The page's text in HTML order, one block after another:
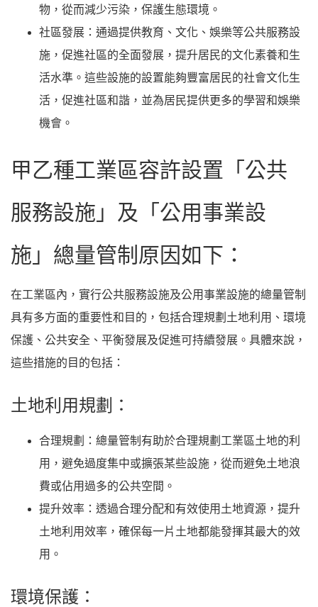
物，從而減少污染，保護生態環境。
社區發展：通過提供教育、文化、娛樂等公共服務設
施，促進社區的全面發展，提升居民的文化素養和生
活水準。這些設施的設置能夠豐富居民的社會文化生
活，促進社區和諧，並為居民提供更多的學習和娛樂
機會。
甲乙種工業區容許設置「公共
服務設施」及「公用事業設
施」總量管制原因如下：
在工業區內，實行公共服務設施及公用事業設施的總量管制
具有多方面的重要性和目的，包括合理規劃土地利用、環境
保護、公共安全、平衡發展及促進可持續發展。具體來說，
這些措施的目的包括：
土地利用規劃：
合理規劃：總量管制有助於合理規劃工業區土地的利
用，避免過度集中或擴張某些設施，從而避免土地浪
費或佔用過多的公共空間。
提升效率：透過合理分配和有效使用土地資源，提升
土地利用效率，確保每一片土地都能發揮其最大的效
用。
環境保護：